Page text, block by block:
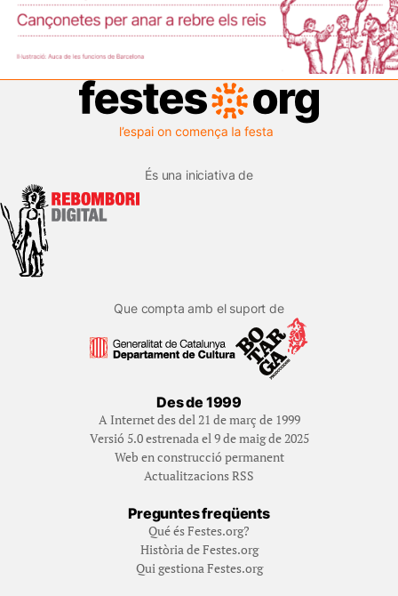
És una iniciativa de
Que compta amb el suport de
Des de 1999
A Internet des del 21 de març de 1999
Versió 5.0 estrenada el 9 de maig de 2025
Web en construcció permanent
Actualitzacions RSS
Preguntes freqüents
Qué és Festes.org?
Història de Festes.org
Qui gestiona Festes.org